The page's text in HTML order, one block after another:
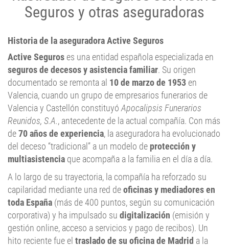
Seguros y otras aseguradoras
Historia de la aseguradora Active Seguros
Active Seguros es una entidad española especializada en
seguros de decesos y asistencia familiar. Su origen
documentado se remonta al 10 de marzo de 1953 en
Valencia, cuando un grupo de empresarios funerarios de
Valencia y Castellón constituyó Apocalipsis Funerarios
Reunidos, S.A., antecedente de la actual compañía. Con más
de70 años de experiencia, la aseguradora ha evolucionado
del deceso “tradicional” a un modelo de protección y
multiasistencia que acompaña a la familia en el día a día.
A lo largo de su trayectoria, la compañía ha reforzado su
capilaridad mediante una red deoficinas y mediadores en
toda España (más de 400 puntos, según su comunicación
corporativa) y ha impulsado su digitalización (emisión y
gestión online, acceso a servicios y pago de recibos). Un
hito reciente fue el traslado de su oficina de Madrid a la